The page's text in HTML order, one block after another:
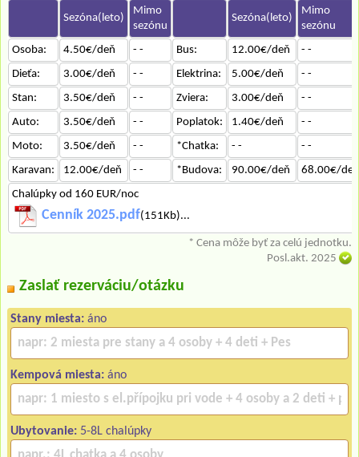
Sezóna(leto)
Mimo
sezónu
Sezóna(leto)
Mimo
sezónu
Osoba:
4.50€/deň - - Bus: 12.00€/deň
- -
Dieťa:
3.00€/deň - - Elektrina: 5.00€/deň
- -
Stan:
3.50€/deň - - Zviera: 3.00€/deň
- -
Auto:
3.50€/deň - - Poplatok: 1.40€/deň
- -
Moto:
3.50€/deň - - *Chatka: - -
- -
Karavan:
12.00€/deň - - *Budova: 90.00€/deň
68.00€/deň
Chalúpky od 160 EUR/noc
Cenník 2025.pdf(151Kb)...
* Cena môže byť za celú jednotku.
Posl.akt. 2025
Zaslať rezerváciu/otázku
Stany miesta: áno
Kempová miesta: áno
Ubytovanie: 5-8L chalúpky